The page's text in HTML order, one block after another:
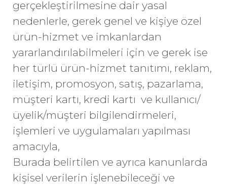
gerçekleştirilmesine dair yasal
nedenlerle, gerek genel ve kişiye özel
ürün-hizmet ve imkanlardan
yararlandırılabilmeleri için ve gerek ise
her türlü ürün-hizmet tanıtımı, reklam,
iletişim, promosyon, satış, pazarlama,
müşteri kartı, kredi kartı ve kullanıcı/
üyelik/müşteri bilgilendirmeleri,
işlemleri ve uygulamaları yapılması
amacıyla,
Burada belirtilen ve ayrıca kanunlarda
kişisel verilerin işlenebileceği ve